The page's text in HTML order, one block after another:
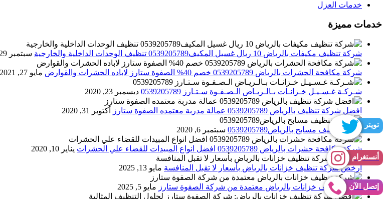
خدمات العزل
خدمات مميزة
شركة تنظيف مكيفات بالرياض 10 ريال غسيل المكيف0539205789 تنظيف الوحدات الداخلية والخارجية سبتمبر 29, 2021
شركة مكافحة الحشرات بالرياض 0539205789 خصم 40% الصفوة ستارز لاباده الحشرات والقوارض مايو 27, 2021
شـركـة غـسـيـل خـزانـات بـالـريـاض الـصـفـوة سـتـارز 0539205789 ديسمبر 23, 2020
افضل شركة تنظيف بالرياض 0539205789 عمالة مدربة معتمده الصفوة ستارز أكتوبر 31, 2020
شركة تنظيف مسابح بالرياض0539205789 سبتمبر 6, 2020
شركة مكافحة حشرات بالرياض 0539205789 افضل انواع المبيدات للقضاء علي الحشرات يناير 10, 2020
أرخص شركة تنظيف خزانات بالرياض بأسعار لا تقبل المنافسة مايو 13, 2025
شركة تنظيف خزانات بالرياض معتمدة من شركة الصفوة ستارز مايو 5, 2025 إتصل الآن
أنستغرام
تويتر